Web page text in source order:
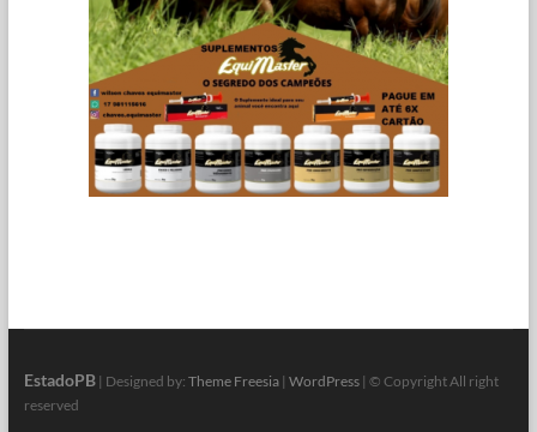
EstadoPB| Designed by: Theme Freesia| WordPress| © Copyright All right
reserved